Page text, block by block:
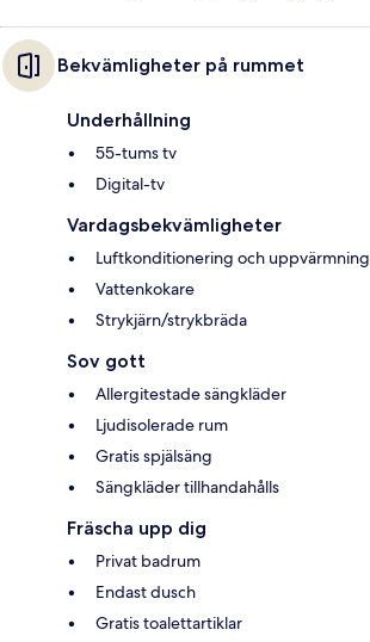
Bekvämligheter på rummet
Underhållning
55-tums tv
Digital-tv
Vardagsbekvämligheter
Luftkonditionering och uppvärmning
Vattenkokare
Strykjärn/strykbräda
Sov gott
Allergitestade sängkläder
Ljudisolerade rum
Gratis spjälsäng
Sängkläder tillhandahålls
Fräscha upp dig
Privat badrum
Endast dusch
Gratis toalettartiklar